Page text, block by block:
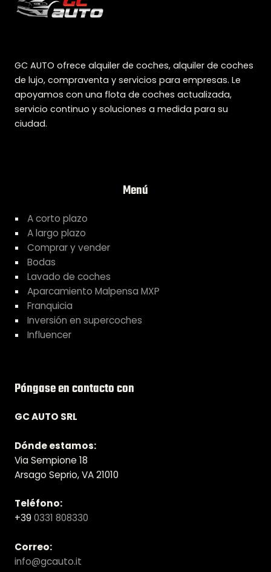
GC AUTO ofrece alquiler de coches, alquiler de coches
de lujo, compraventa y servicios para empresas. Le
apoyamos con una flota de coches actualizada,
servicio continuo y soluciones a medida para su
ciudad.
Menú
A corto plazo
A largo plazo
Comprar y vender
Bodas
Lavado de coches
Aparcamiento Malpensa MXP
Franquicia
Inversión en supercoches
Influencer
Póngase en contacto con
GC AUTO SRL
Dónde estamos:
Via Sempione 18
Arsago Seprio, VA 21010
Teléfono:
+39 0331 808330
Correo:
info@gcauto.it